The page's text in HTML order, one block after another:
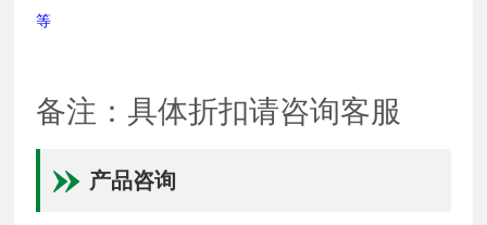
等
备注：具体折扣请咨询客服
产品咨询